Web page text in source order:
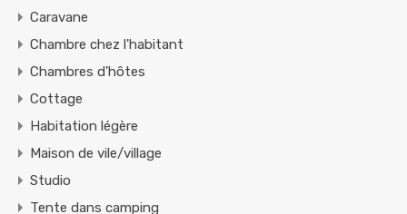
Caravane
Chambre chez l'habitant
Chambres d'hôtes
Cottage
Habitation légère
Maison de vile/village
Studio
Tente dans camping